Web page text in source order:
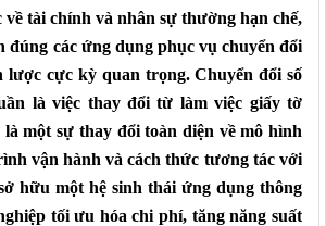
tài chính và nhân sự thường hạn chế,
đúng các ứng dụng phục vụ chuyển đổi
lược cực kỳ quan trọng. Chuyển đổi số
là việc thay đổi từ làm việc giấy tờ
là một sự thay đổi toàn diện về mô hình
vận hành và cách thức tương tác với
hữu một hệ sinh thái ứng dụng thông
tối ưu hóa chi phí, tăng năng suất